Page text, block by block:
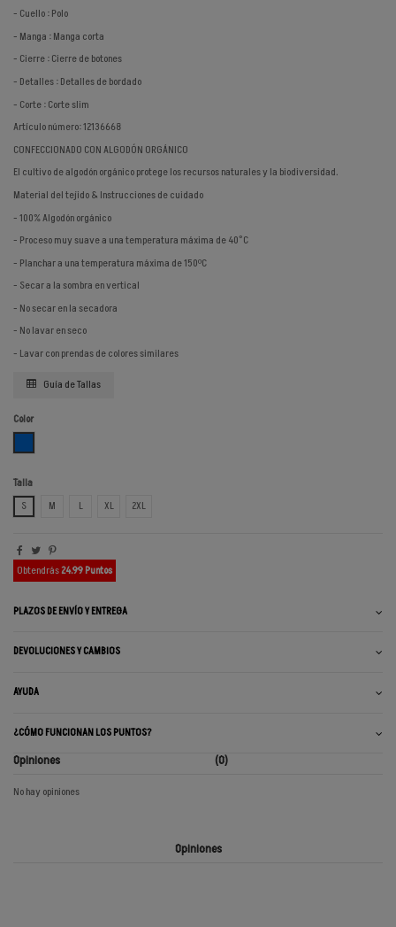
- Cuello : Polo
- Manga : Manga corta
- Cierre : Cierre de botones
- Detalles : Detalles de bordado
- Corte : Corte slim
Artículo número: 12136668
CONFECCIONADO CON ALGODÓN ORGÁNICO
El cultivo de algodón orgánico protege los recursos naturales y la biodiversidad.
Material del tejido & Instrucciones de cuidado
- 100% Algodón orgánico
- Proceso muy suave a una temperatura máxima de 40°C
- Planchar a una temperatura máxima de 150ºC
- Secar a la sombra en vertical
- No secar en la secadora
- No lavar en seco
- Lavar con prendas de colores similares
Guía de Tallas
Color
Talla
S
M L XL 2XL
Obtendrás24.99 Puntos
PLAZOS DE ENVÍO Y ENTREGA
DEVOLUCIONES Y CAMBIOS
AYUDA
¿CÓMO FUNCIONAN LOS PUNTOS?
Opiniones (0)
No hay opiniones
Opiniones